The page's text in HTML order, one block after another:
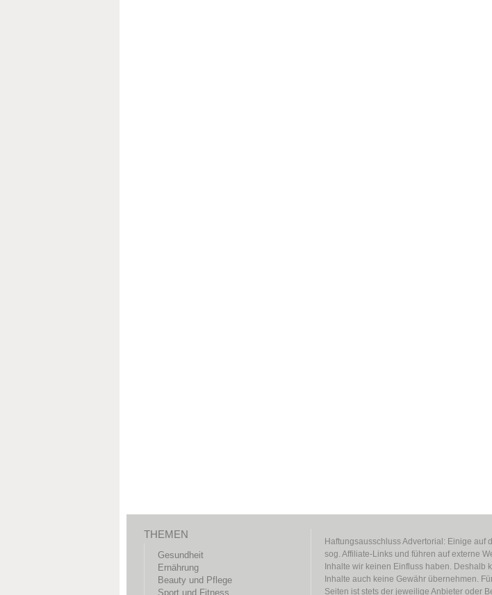
THEMEN
Gesundheit
Ernährung
Beauty und Pflege
Sport und Fitness
Haftungsausschluss Advertorial: Einige auf
sog. Affiliate-Links und führen auf externe
Inhalte wir keinen Einfluss haben. Deshalb
Inhalte auch keine Gewähr übernehmen.
Seiten ist stets der jeweilige Anbieter oder